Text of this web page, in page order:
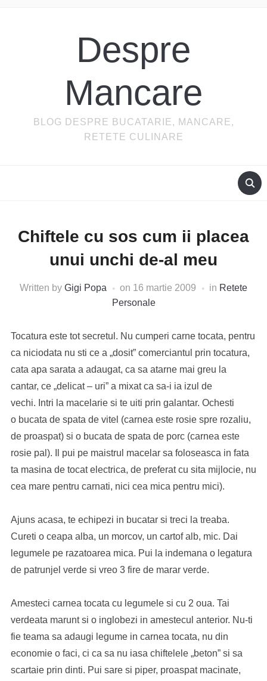
Despre
Mancare
BLOG DESPRE BUCATARIE, MANCARE,
RETETE CULINARE
Chiftele cu sos cum ii placea
unui unchi de-al meu
Written by Gigi Popa on 16 martie 2009 in Retete
Personale
Tocatura este tot secretul. Nu cumperi carne tocata, pentru
ca niciodata nu sti ce a „dosit” comerciantul prin tocatura,
cata apa sarata a adaugat, ca sa atarne mai greu la
cantar, ce „delicat – uri” a mixat ca sa-i ia izul de
vechi. Intri la macelarie si te uiti prin galantar. Ochesti
o bucata de spata de vitel (carnea este rosie spre rozaliu,
de proaspat) si o bucata de spata de porc (carnea este
rosie pal). Il pui pe maistrul macelar sa foloseasca in fata
ta masina de tocat electrica, de preferat cu sita mijlocie, nu
cea mare pentru carnati, nici cea mica pentru mici).
Ajuns acasa, te echipezi in bucatar si treci la treaba.
Cureti o ceapa alba, un morcov, un cartof alb, mic. Dai
legumele pe razatoarea mica. Pui la indemana o legatura
de patrunjel verde si vreo 3 fire de marar verde.
Amesteci carnea tocata cu legumele si cu 2 oua. Tai
verdeata marunt si o inglobezi in amestecul anterior. Nu-ti
fie teama sa adaugi legume in carnea tocata, nu din
economie o faci, ci ca sa nu iasa chiftelele „beton” si sa
scartaie prin dinti. Pui sare si piper, proaspat macinate,